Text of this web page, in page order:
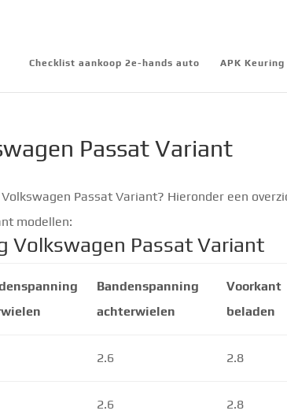
Checklist aankoop 2e-hands auto APK Keuring
Passat Variant
Passat Variant? Hieronder een
modellen:
Volkswagen Passat Variant
Bandenspanning
achterwielen
Voorkant
beladen
2.6 2.8
2.6 2.8